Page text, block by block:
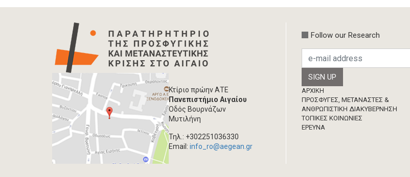
Κτίριο πρώην ΑΤΕ
Πανεπιστήμιο Αιγαίου
Οδός Βουρνάζων
Μυτιλήνη
Τηλ.: +302251036330
Email:info_ro@aegean.gr
Follow our Research
Footer
ΑΡΧΙΚΗ
ΠΡΟΣΦΥΓΕΣ, ΜΕΤΑΝΑΣΤΕΣ &
ΑΝΘΡΩΠΙΣΤΙΚΗ ΔΙΑΚΥΒΕΡΝΗΣΗ
ΤΟΠΙΚΕΣ ΚΟΙΝΩΝΙΕΣ
ΈΡΕΥΝΑ